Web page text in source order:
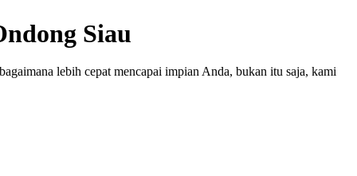
Siau
lebih cepat mencapai impian Anda, bukan itu saja, kami